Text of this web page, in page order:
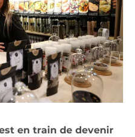
en train de devenir